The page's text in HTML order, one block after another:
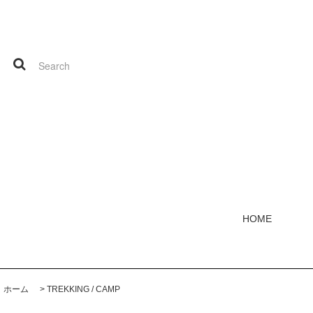
HOME
ホーム > TREKKING / CAMP